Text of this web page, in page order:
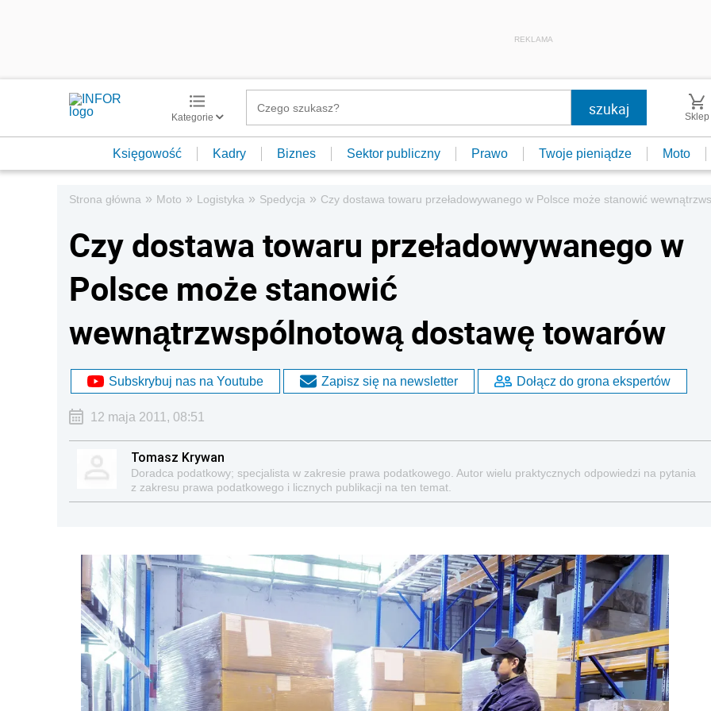
REKLAMA
Kategorie Sklep
Księgowość Kadry Biznes Sektor publiczny Prawo Twoje pieniądze Moto
Strona główna » Moto » Logistyka » Spedycja » Czy dostawa towaru przeładowywanego w Polsce może stanowić
Czy dostawa towaru przeładowywanego w
Polsce może stanowić
wewnątrzwspólnotową dostawę towarów
Subskrybuj nas na Youtube Zapisz się na newsletter Dołącz do grona ekspertów
12 maja 2011, 08:51
Tomasz Krywan
Doradca podatkowy; specjalista w zakresie prawa podatkowego. Autor wielu praktycznych odpowiedzi na pytania
z zakresu prawa podatkowego i licznych publikacji na ten temat.